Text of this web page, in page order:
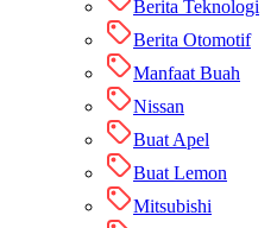
Berita Teknologi
Berita Otomotif
Manfaat Buah
Nissan
Buat Apel
Buat Lemon
Mitsubishi